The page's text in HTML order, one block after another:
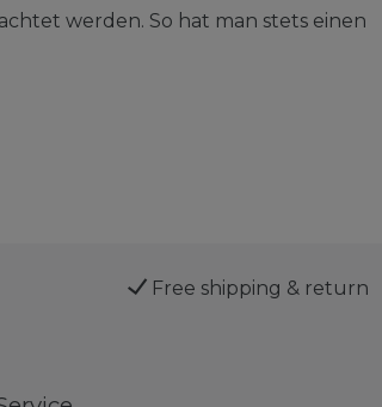
werden. So hat man stets einen
Free shipping & return